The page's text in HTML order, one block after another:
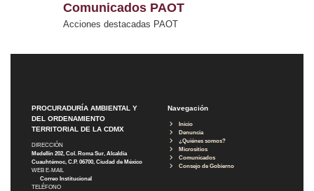
Comunicados PAOT
Acciones destacadas PAOT
PROCURADURÍA AMBIENTAL Y
DEL ORDENAMIENTO
TERRITORIAL DE LA CDMX
DIRECCIÓN
Medellín 202, Col. Roma Sur, Alcaldía
Cuauhtémoc, C.P. 06700, Ciudad de México
WEB E-MAIL
Correo Institucional
TELÉFONO
Navegación
Inicio
Denuncia
¿Quiénes somos?
Micrositios
Comunicados
Consejo de Gobierno